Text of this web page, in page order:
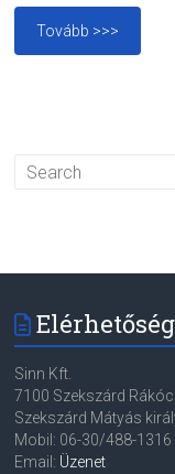
Tovább >>>
Sinn Kft.
7100 Szekszárd
Szekszárd Mátyás
Mobil: 06-30/488-1316
Email: Üzenet